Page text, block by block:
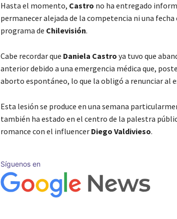
Hasta el momento, Castro no ha entregado
permanecer alejada de la competencia ni una
programa de Chilevisión.
Cabe recordar que Daniela Castro ya tuvo que
anterior debido a una emergencia médica que,
aborto espontáneo, lo que la obligó a renunciar al
Esta lesión se produce en una semana
también ha estado en el centro de la palestra
romance con el influencer Diego Valdivieso.
Síguenos en